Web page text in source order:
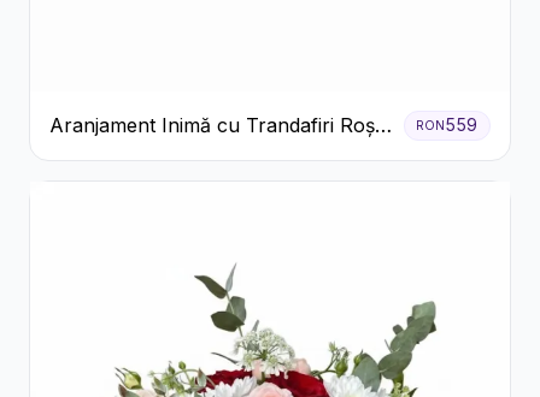
Aranjament Inimă cu Trandafiri Roșii
și Ciocolată Ferrero Rocher
RON559